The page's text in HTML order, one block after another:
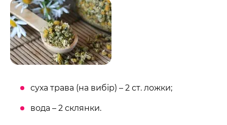
суха трава (на вибір) – 2 ст. ложки;
вода – 2 склянки.